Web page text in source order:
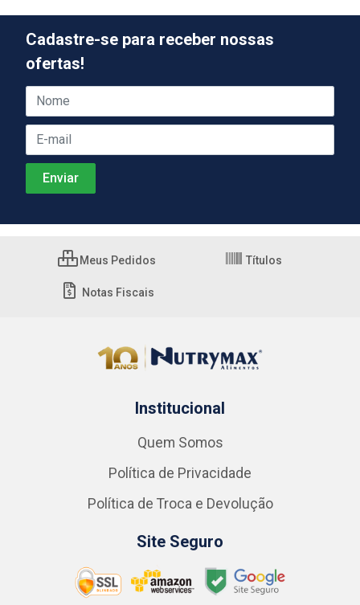
Cadastre-se para receber nossas
ofertas!
Meus Pedidos Títulos
Notas Fiscais
Institucional
Quem Somos
Política de Privacidade
Política de Troca e Devolução
Site Seguro